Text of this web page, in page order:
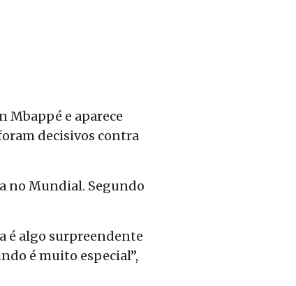
Mbappé e aparece
decisivos contra
no Mundial. Segundo
é algo surpreendente
é muito especial”,